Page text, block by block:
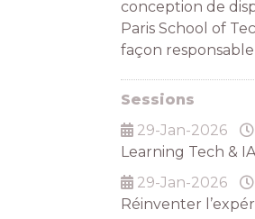
conception de
Paris School of
façon
Sessions
29-Jan-2026
Learning Tech &
29-Jan-2026
Réinventer